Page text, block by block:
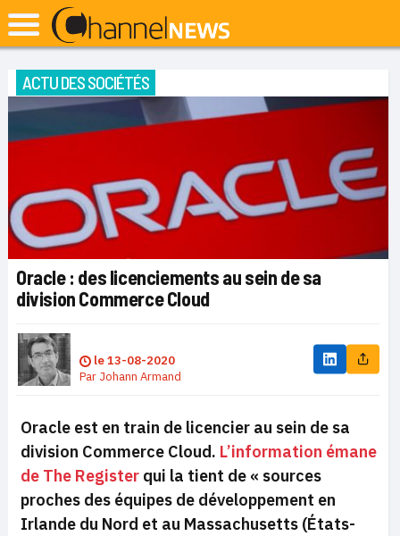
ACTU DES SOCIÉTÉS
Oracle : des licenciements au sein de sa
division Commerce Cloud
le13-08-2020
Par Johann Armand
Oracle est en train de licencier au sein de sa
division Commerce Cloud. L’information émane
de The Register qui la tient de « sources
proches des équipes de développement en
Irlande du Nord et au Massachusetts (États-